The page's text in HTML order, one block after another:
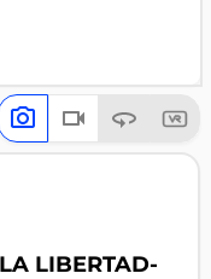
LIBERTAD-